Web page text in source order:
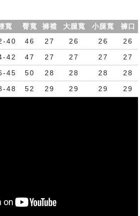
寬 臀寬 褲襠 大腿寬 小腿寬
褲口
40 46 27 26 26
26
42 47 27 27 27
27
45 50 28 28 28
28
48 52 29 29 29 29